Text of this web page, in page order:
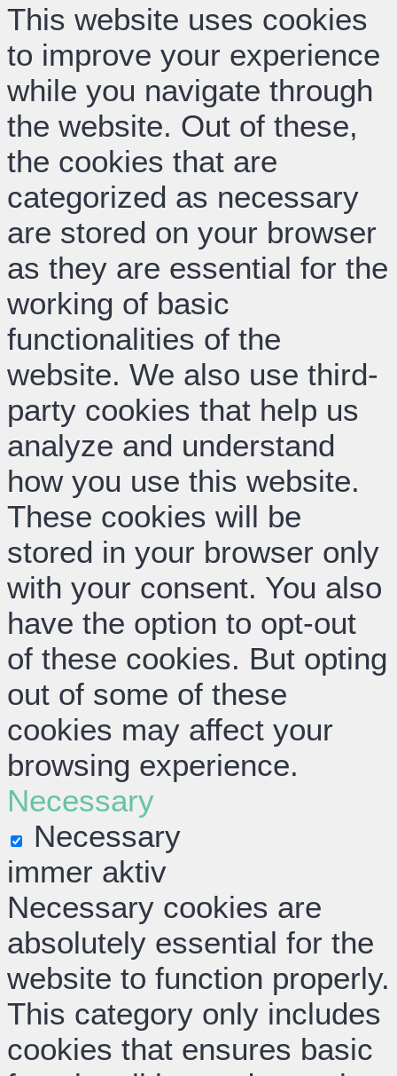
This website uses cookies
to improve your experience
while you navigate through
the website. Out of these,
the cookies that are
categorized as necessary
are stored on your browser
as they are essential for the
working of basic
functionalities of the
website. We also use third-
party cookies that help us
analyze and understand
how you use this website.
These cookies will be
stored in your browser only
with your consent. You also
have the option to opt-out
of these cookies. But opting
out of some of these
cookies may affect your
browsing experience.
Necessary
Necessary
immer aktiv
Necessary cookies are
absolutely essential for the
website to function properly.
This category only includes
cookies that ensures basic